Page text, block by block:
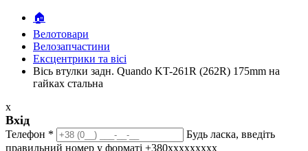
🏠
Велотовари
Велозапчастини
Ексцентрики та вісі
Вісь втулки задн. Quando KT-261R (262R) 175mm на
гайках стальна
x
Вхід
Телефон *
Будь ласка, введіть
правильний номер у форматі +380ххххххххх